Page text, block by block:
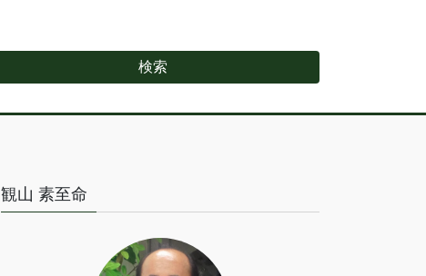
観山 素至命